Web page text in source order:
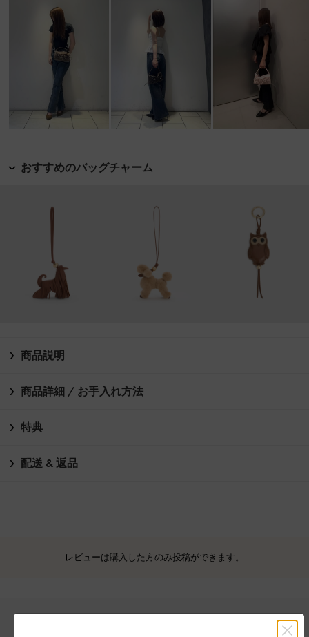
おすすめのバッグチャーム
商品説明
商品詳細 / お手入れ方法
特典
配送 & 返品
レビューは購入した方のみ投稿ができます。